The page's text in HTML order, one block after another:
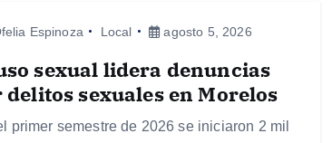
Espinoza Local agosto 5, 2026
sexual lidera denuncias
delitos sexuales en Morelos
primer semestre de 2026 se iniciaron 2 mil